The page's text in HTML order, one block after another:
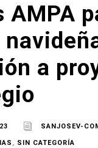
AMPA
a
SANJOSEV-
, SIN CATEGORÍA